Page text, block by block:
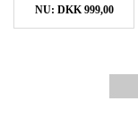
NU: DKK 999,00